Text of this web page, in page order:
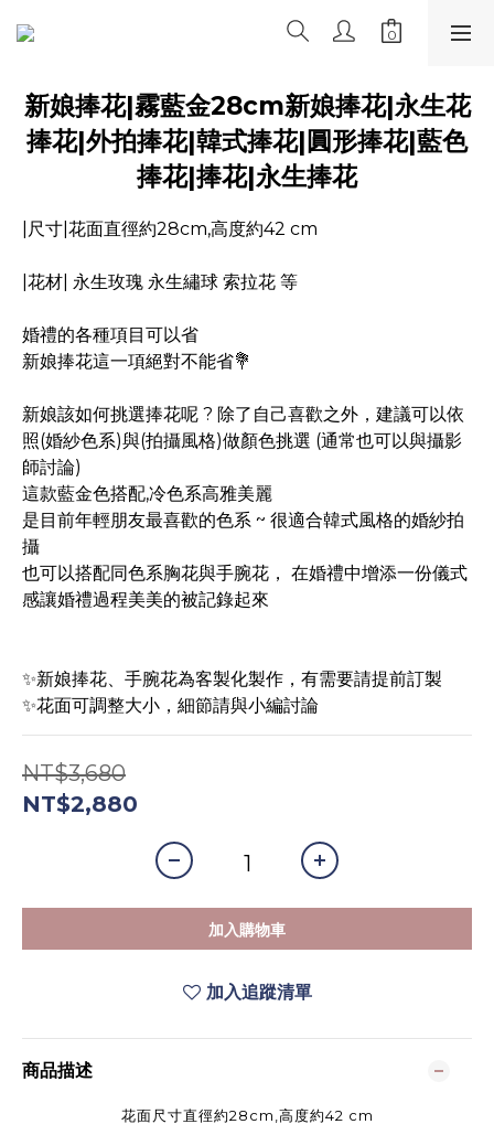
新娘捧花|霧藍金28cm新娘捧花|永生花
捧花|外拍捧花|韓式捧花|圓形捧花|藍色
捧花|捧花|永生捧花
|尺寸|花面直徑約28cm,高度約42 cm
|花材| 永生玫瑰 永生繡球 索拉花 等
婚禮的各種項目可以省
新娘捧花這一項絕對不能省💐
新娘該如何挑選捧花呢 ? 除了自己喜歡之外，建議可以依
照(婚紗色系)與(拍攝風格)做顏色挑選 (通常也可以與攝影
師討論)
這款藍金色搭配,冷色系高雅美麗
是目前年輕朋友最喜歡的色系 ~ 很適合韓式風格的婚紗拍
攝
也可以搭配同色系胸花與手腕花， 在婚禮中增添一份儀式
感讓婚禮過程美美的被記錄起來
✨新娘捧花、手腕花為客製化製作，有需要請提前訂製
✨花面可調整大小，細節請與小編討論
NT$3,680
NT$2,880
加入購物車
加入追蹤清單
商品描述
花面尺寸直徑約28cm,高度約42 cm